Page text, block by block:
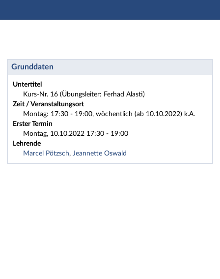
Hauptnavigation
Fußzeile
Sport: Qigong - Kurzinfo
Grunddaten
Untertitel
Kurs-Nr. 16 (Übungsleiter: Ferhad Alasti)
Zeit / Veranstaltungsort
Montag: 17:30 - 19:00, wöchentlich (ab 10.10.2022) k.A.
Erster Termin
Montag, 10.10.2022 17:30 - 19:00
Lehrende
Marcel Pötzsch, Jeannette Oswald